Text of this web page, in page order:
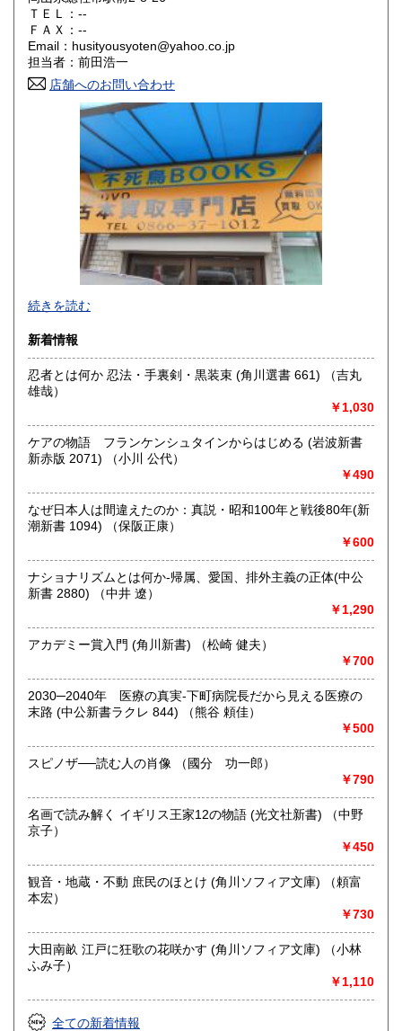
奈良県
鳥取県
300円 広島県
300円 徳島県
300円 愛媛県
300円 福岡県
300円 長崎県
熊本県
宮崎県
沖縄県 300円
ＴＥＬ：--
ＦＡＸ：--
Email：husityousyoten@yahoo.co.jp
担当者：前田浩一
店舗へのお問い合わせ
不死鳥BOOKSでは、書籍だけでなくCD、DVD、レコード、
ゲーム、おもちゃ、骨董品まであらゆるものの買い取りがで
にお問い合わせください。出張費は、無料です。
沿線名：伯備線・桃太郎線(吉備線)
最寄駅：総社駅
定休日：年中無休
書籍の買取について
不死鳥BOOKSでは、書籍だけでなくCD、DVD、レコード、
ゲーム、おもちゃ、骨董品まであらゆるものの買い取りがで
きます。店主が、日本全国買取にお伺いいたします。お気軽
取り扱い分野
哲学宗教、歴史、社会科学、自然科学、美術工芸、趣味、外
オールジャンル
続きを読む
新着情報
忍者とは何か 忍法・手裏剣・黒装束 (角川選書 661) （吉丸
雄哉）
￥1,030
ケアの物語 フランケンシュタインからはじめる (岩波新書
新赤版 2071) （小川 公代）
￥490
なぜ日本人は間違えたのか：真説・昭和100年と戦後80年(新
潮新書 1094) （保阪正康）
￥600
ナショナリズムとは何か-帰属、愛国、排外主義の正体(中公
新書 2880) （中井 遼）
￥1,290
アカデミー賞入門 (角川新書) （松崎 健夫）
￥700
2030─2040年 医療の真実-下町病院長だから見える医療の
末路 (中公新書ラクレ 844) （熊谷 頼佳）
￥500
スピノザ──読む人の肖像 （國分 功一郎）
￥790
名画で読み解く イギリス王家12の物語 (光文社新書) （中野
京子）
￥450
観音・地蔵・不動 庶民のほとけ (角川ソフィア文庫) （頼富
本宏）
￥730
大田南畝 江戸に狂歌の花咲かす (角川ソフィア文庫) （小林
ふみ子）
￥1,110
全ての新着情報